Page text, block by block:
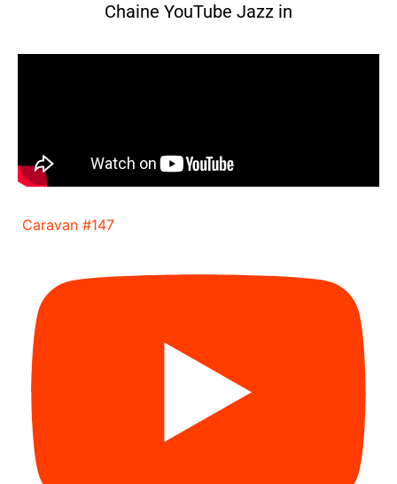
Chaine YouTube Jazz in
Caravan #147